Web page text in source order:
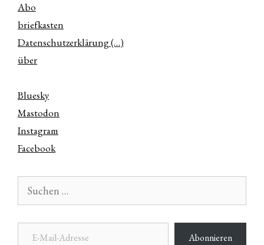
Abo
briefkasten
Datenschutzerklärung (…)
über
Bluesky
Mastodon
Instagram
Facebook
nach:
E-Mail-Adresse
Abonnieren